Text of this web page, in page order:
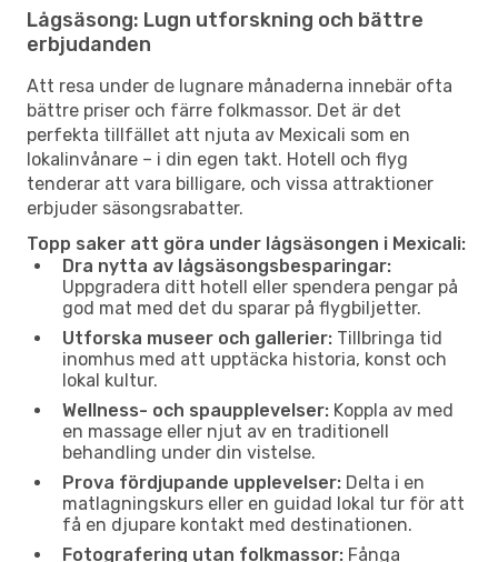
Lågsäsong: Lugn utforskning och bättre
erbjudanden
Att resa under de lugnare månaderna innebär ofta
bättre priser och färre folkmassor. Det är det
perfekta tillfället att njuta av Mexicali som en
lokalinvånare – i din egen takt. Hotell och flyg
tenderar att vara billigare, och vissa attraktioner
erbjuder säsongsrabatter.
Topp saker att göra under lågsäsongen i Mexicali:
Dra nytta av lågsäsongsbesparingar:
Uppgradera ditt hotell eller spendera pengar på
god mat med det du sparar på flygbiljetter.
Utforska museer och gallerier: Tillbringa tid
inomhus med att upptäcka historia, konst och
lokal kultur.
Wellness- och spaupplevelser: Koppla av med
en massage eller njut av en traditionell
behandling under din vistelse.
Prova fördjupande upplevelser: Delta i en
matlagningskurs eller en guidad lokal tur för att
få en djupare kontakt med destinationen.
Fotografering utan folkmassor: Fånga